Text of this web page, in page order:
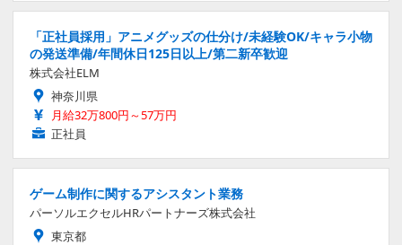
「正社員採用」アニメグッズの仕分け/未経験OK/キャラ小物
の発送準備/年間休日125日以上/第二新卒歓迎
株式会社ELM
神奈川県
月給32万800円～57万円
正社員
ゲーム制作に関するアシスタント業務
パーソルエクセルHRパートナーズ株式会社
東京都